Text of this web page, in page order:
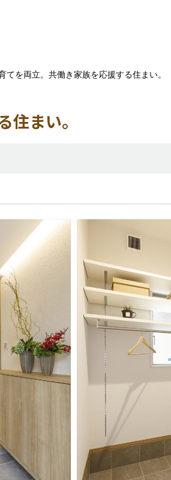
てを両立。共働き家族を応援する住まい。
まい。